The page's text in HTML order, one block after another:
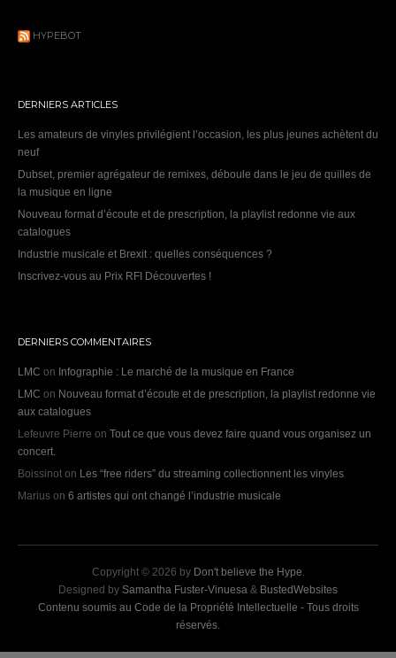
HYPEBOT
DERNIERS ARTICLES
Les amateurs de vinyles privilégient l’occasion, les plus jeunes achètent du
neuf
Dubset, premier agrégateur de remixes, déboule dans le jeu de quilles de
la musique en ligne
Nouveau format d’écoute et de prescription, la playlist redonne vie aux
catalogues
Industrie musicale et Brexit : quelles conséquences ?
Inscrivez-vous au Prix RFI Découvertes !
DERNIERS COMMENTAIRES
LMC on Infographie : Le marché de la musique en France
LMC on Nouveau format d’écoute et de prescription, la playlist redonne vie
aux catalogues
Lefeuvre Pierre on Tout ce que vous devez faire quand vous organisez un
concert.
Boissinot on Les “free riders” du streaming collectionnent les vinyles
Marius on 6 artistes qui ont changé l’industrie musicale
Copyright © 2026 by Don't believe the Hype.
Designed by Samantha Fuster-Vinuesa & BustedWebsites
Contenu soumis au Code de la Propriété Intellectuelle - Tous droits
réservés.